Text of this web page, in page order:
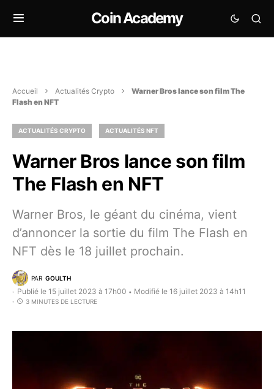
Coin Academy
Accueil Actualités Crypto
Warner Bros lance son film The
Flash en NFT
ACTUALITÉS CRYPTO ACTUALITÉS NFT
Warner Bros lance son film
The Flash en NFT
Warner Bros, le géant du cinéma, vient
d’annoncer la sortie du film The Flash en
NFT dès le 18 juillet prochain.
PAR GOULTH
Publié le 15 juillet 2023 à 17h00 • Modifié le 16 juillet 2023 à 14h11
3 MINUTES DE LECTURE